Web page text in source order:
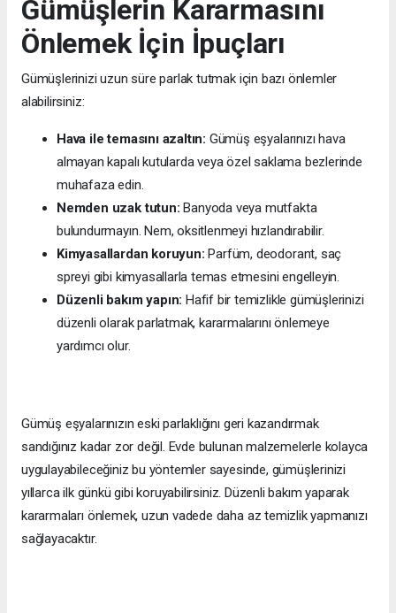
Gümüşlerin Kararmasını
Önlemek İçin İpuçları
Gümüşlerinizi uzun süre parlak tutmak için bazı önlemler
alabilirsiniz:
Hava ile temasını azaltın: Gümüş eşyalarınızı hava
almayan kapalı kutularda veya özel saklama bezlerinde
muhafaza edin.
Nemden uzak tutun: Banyoda veya mutfakta
bulundurmayın. Nem, oksitlenmeyi hızlandırabilir.
Kimyasallardan koruyun: Parfüm, deodorant, saç
spreyi gibi kimyasallarla temas etmesini engelleyin.
Düzenli bakım yapın: Hafif bir temizlikle gümüşlerinizi
düzenli olarak parlatmak, kararmalarını önlemeye
yardımcı olur.
Gümüş eşyalarınızın eski parlaklığını geri kazandırmak
sandığınız kadar zor değil. Evde bulunan malzemelerle kolayca
uygulayabileceğiniz bu yöntemler sayesinde, gümüşlerinizi
yıllarca ilk günkü gibi koruyabilirsiniz. Düzenli bakım yaparak
kararmaları önlemek, uzun vadede daha az temizlik yapmanızı
sağlayacaktır.